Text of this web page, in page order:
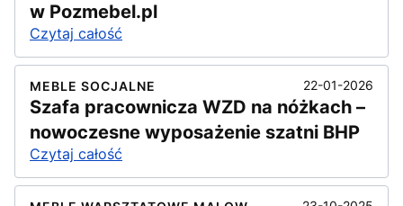
w Pozmebel.pl
Czytaj całość
MEBLE SOCJALNE 22-01-2026
Szafa pracownicza WZD na nóżkach –
nowoczesne wyposażenie szatni BHP
Czytaj całość